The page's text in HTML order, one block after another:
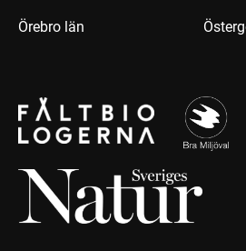
Örebro län